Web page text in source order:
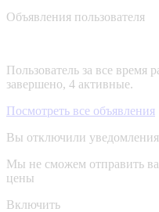
Объявления пользователя
Пользователь за все время
завершено, 4 активные.
Посмотреть все объявления
Вы отключили уведомления
Мы не сможем отправить
цены
Включить